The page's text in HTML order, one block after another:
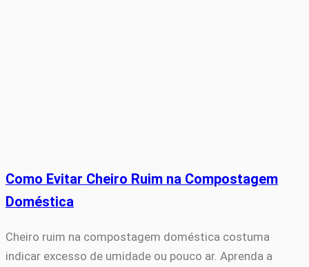
Como Evitar Cheiro Ruim na Compostagem
Doméstica
Cheiro ruim na compostagem doméstica costuma
indicar excesso de umidade ou pouco ar. Aprenda a